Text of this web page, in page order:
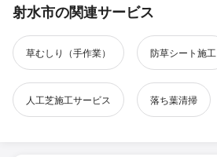
射水市の関連サービス
草むしり（手作業） 防草シート施工
人工芝施工サービス 落ち葉清掃